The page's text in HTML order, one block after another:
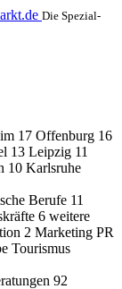
Die Spezial-
17 Offenburg 16
13 Leipzig 11
10 Karlsruhe
Berufe 11
6 weitere
2 Marketing PR
Tourismus
92